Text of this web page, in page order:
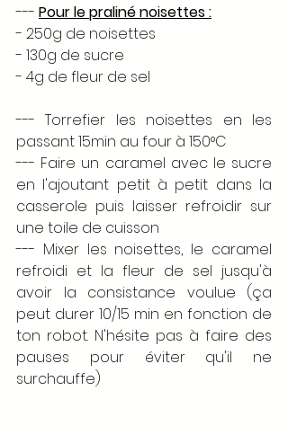
--- Pour le praliné noisettes :
- 250g de noisettes
- 130g de sucre
- 4g de fleur de sel
--- Torrefier les noisettes en les
passant 15min au four à 150°C
--- Faire un caramel avec le sucre
en l'ajoutant petit à petit dans la
casserole puis laisser refroidir sur
une toile de cuisson
--- Mixer les noisettes, le caramel
refroidi et la fleur de sel jusqu'à
avoir la consistance voulue (ça
peut durer 10/15 min en fonction de
ton robot. N'hésite pas à faire des
pauses pour éviter qu'il ne
surchauffe)